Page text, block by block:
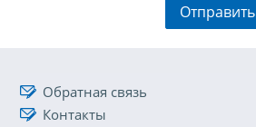
Отправить
Обратная связь
Контакты